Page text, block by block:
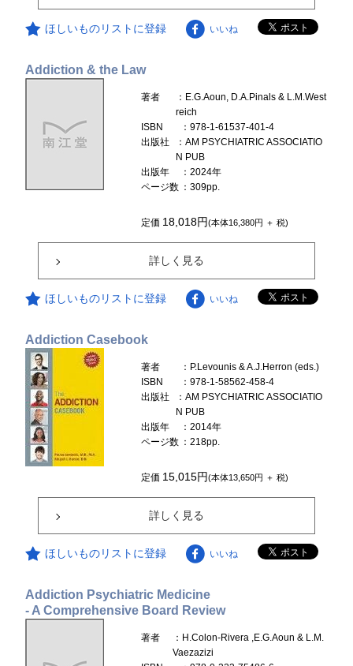
ほしいものリストに登録 いいね
Addiction & the Law
著者
：E.G.Aoun, D.A.Pinals & L.M.West
reich
ISBN
：978-1-61537-401-4
出版社
：AM PSYCHIATRIC ASSOCIATIO
N PUB
出版年
：2024年
ページ数 ：309pp.
定価 18,018円(本体16,380円 ＋ 税)
詳しく見る
ほしいものリストに登録 いいね
Addiction Casebook
著者
：P.Levounis & A.J.Herron (eds.)
ISBN
：978-1-58562-458-4
出版社
：AM PSYCHIATRIC ASSOCIATIO
N PUB
出版年
：2014年
ページ数 ：218pp.
定価 15,015円(本体13,650円 ＋ 税)
詳しく見る
ほしいものリストに登録 いいね
Addiction Psychiatric Medicine
- A Comprehensive Board Review
著者
：H.Colon-Rivera ,E.G.Aoun & L.M.
Vaezazizi